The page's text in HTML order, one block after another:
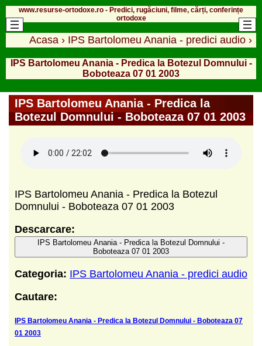
www.resurse-ortodoxe.ro - Predici, rugăciuni, filme, cărți, conferințe
ortodoxe
Acasa › IPS Bartolomeu Anania - predici audio ›
IPS Bartolomeu Anania - Predica la Botezul Domnului -
Boboteaza 07 01 2003
IPS Bartolomeu Anania - Predica la
Botezul Domnului - Boboteaza 07 01 2003
IPS Bartolomeu Anania - Predica la Botezul
Domnului - Boboteaza 07 01 2003
Descarcare:
IPS Bartolomeu Anania - Predica la Botezul Domnului -
Boboteaza 07 01 2003
Categoria: IPS Bartolomeu Anania - predici audio
Cautare:
IPS Bartolomeu Anania - Predica la Botezul Domnului - Boboteaza 07
01 2003